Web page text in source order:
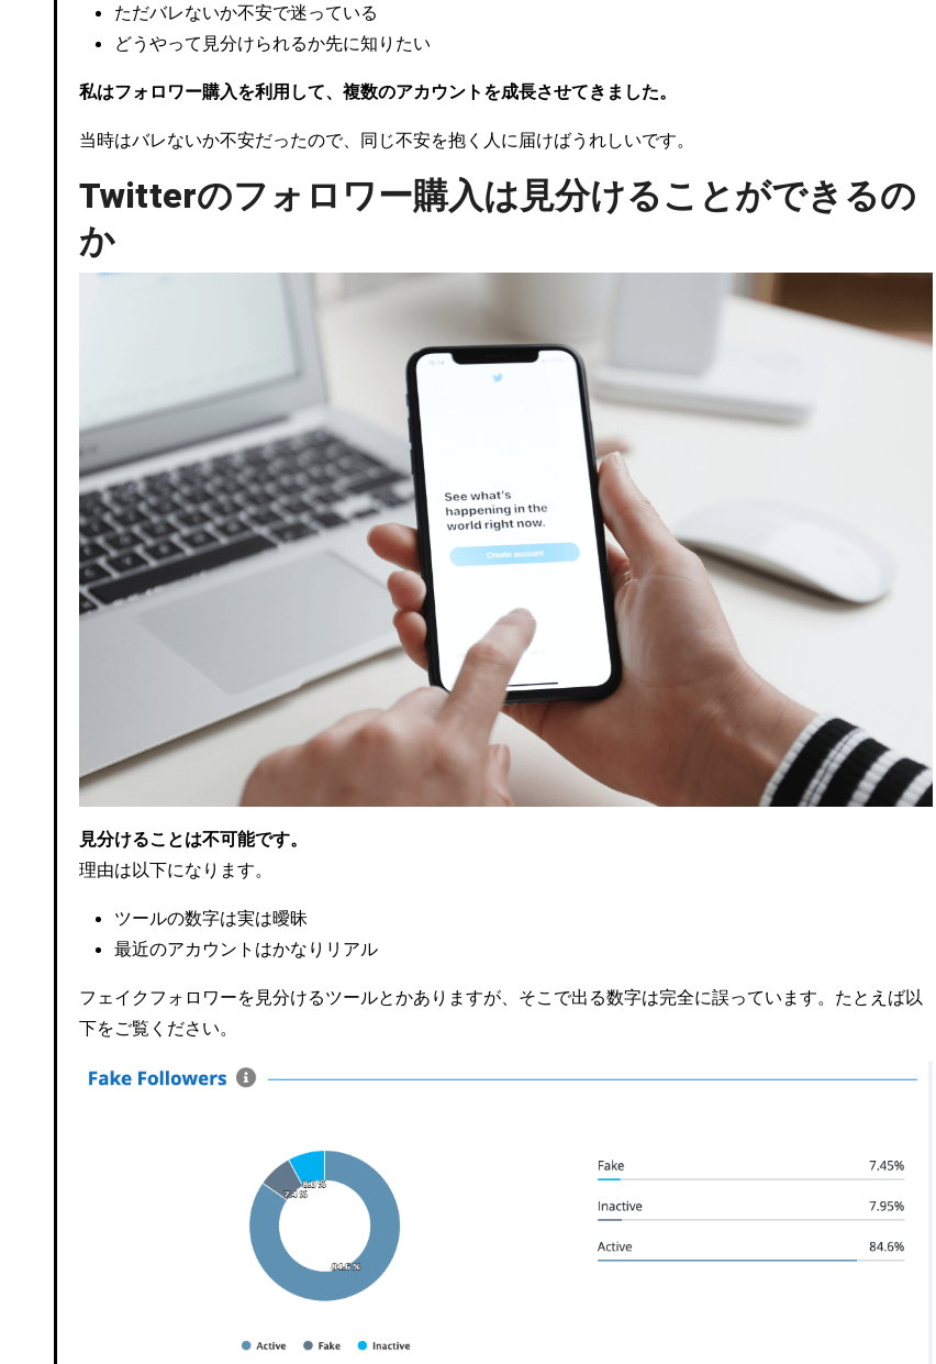
ただバレないか不安で迷っている
どうやって見分けられるか先に知りたい
私はフォロワー購入を利用して、複数のアカウントを成長させてきました。
当時はバレないか不安だったので、同じ不安を抱く人に届けばうれしいです。
Twitterのフォロワー購入は見分けることができるの
か
見分けることは不可能です。
理由は以下になります。
ツールの数字は実は曖昧
最近のアカウントはかなりリアル
フェイクフォロワーを見分けるツールとかありますが、そこで出る数字は完全に誤っています。たとえば以
下をご覧ください。